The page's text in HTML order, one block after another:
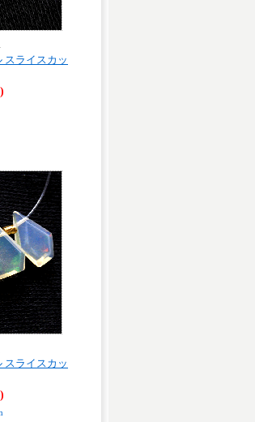
スライスカッ
スライスカッ